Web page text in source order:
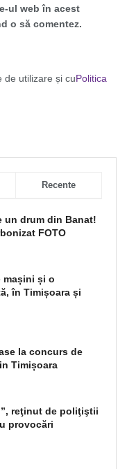
ul web în acest
o să comentez.
de utilizare și cuPolitica
Recente
un drum din Banat!
FOTO
mașini și o
în Timișoara și
la concurs de
Timișoara
reţinut de poliţiştii
provocări